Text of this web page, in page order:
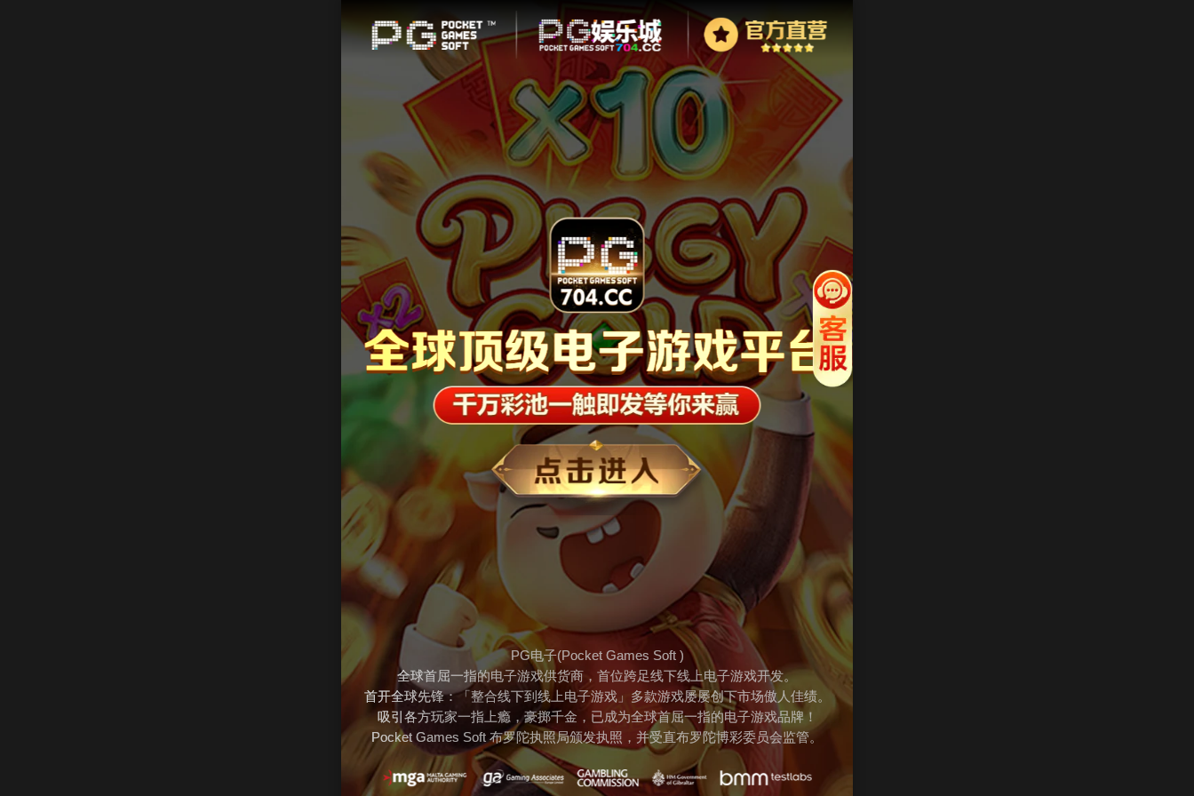
PG电子(Pocket Games Soft )
全球首屈一指的电子游戏供货商，首位跨足线下线上电子游戏开发。
首开全球先锋：「整合线下到线上电子游戏」多款游戏屡屡创下市场傲人佳绩。
吸引各方玩家一指上瘾，豪掷千金，已成为全球首屈一指的电子游戏品牌！
Pocket Games Soft 布罗陀执照局颁发执照，并受直布罗陀博彩委员会监管。